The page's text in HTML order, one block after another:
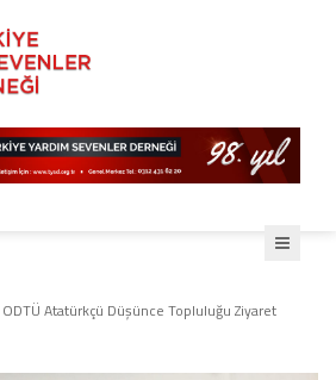
Atatürkçü Düşünce Topluluğu Ziyaret